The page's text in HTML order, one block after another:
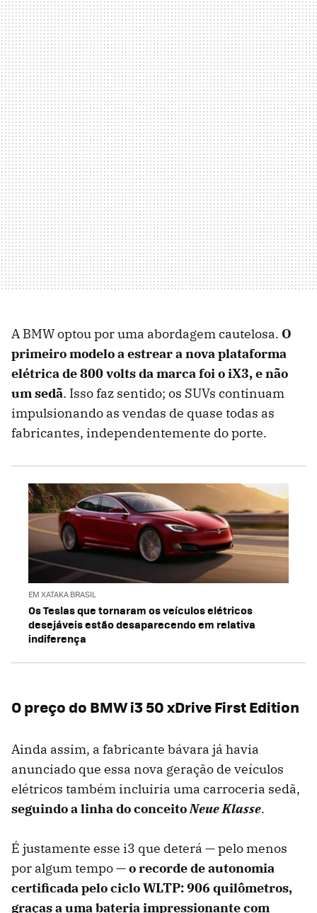
A BMW optou por uma abordagem cautelosa. O
primeiro modelo a estrear a nova plataforma
elétrica de 800 volts da marca foi o iX3, e não
um sedã. Isso faz sentido; os SUVs continuam
impulsionando as vendas de quase todas as
fabricantes, independentemente do porte.
EM XATAKA BRASIL
Os Teslas que tornaram os veículos elétricos
desejáveis ​​estão desaparecendo em relativa
indiferença
O preço do BMW i3 50 xDrive First Edition
Ainda assim, a fabricante bávara já havia
anunciado que essa nova geração de veículos
elétricos também incluiria uma carroceria sedã,
seguindo a linha do conceitoNeue Klasse.
É justamente esse i3 que deterá — pelo menos
por algum tempo —o recorde de autonomia
certificada pelo ciclo WLTP: 906 quilômetros,
graças a uma bateria impressionante com